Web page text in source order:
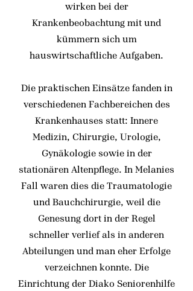
wirken bei der
Krankenbeobachtung mit und
kümmern sich um
hauswirtschaftliche Aufgaben.
Die praktischen Einsätze fanden in
verschiedenen Fachbereichen des
Krankenhauses statt: Innere
Medizin, Chirurgie, Urologie,
Gynäkologie sowie in der
stationären Altenpflege. In Melanies
Fall waren dies die Traumatologie
und Bauchchirurgie, weil die
Genesung dort in der Regel
schneller verlief als in anderen
Abteilungen und man eher Erfolge
verzeichnen konnte. Die
Einrichtung der Diako Seniorenhilfe